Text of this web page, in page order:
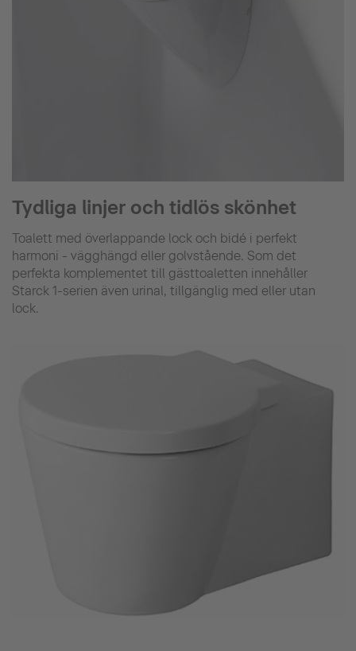
Tydliga linjer och tidlös skönhet
Toalett med överlappande lock och bidé i perfekt
harmoni - vägghängd eller golvstående. Som det
perfekta komplementet till gästtoaletten innehåller
Starck 1-serien även urinal, tillgänglig med eller utan
lock.